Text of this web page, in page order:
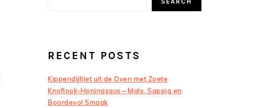
RECENT POSTS
Kippendijfilet uit de Oven met Zoete
Knoflook-Honingsaus – Mals, Sappig en
Boordevol Smaak